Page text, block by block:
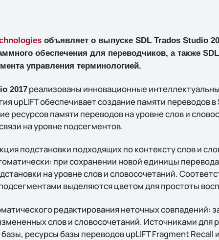
объявляет о выпуске SDL Trados Studio
обеспечения для переводчиков, а также
управления терминологией.
2017реализованы инновационные
upLIFT обеспечивает создание памяти переводов в
ресурсов памяти переводов на уровне слов и
на уровне подсегментов.
подстановки подходящих по контексту слов и
при сохранении новой единицы перевода
на уровне слов и словосочетаний.
выделяются цветом для простоты
редактирования неточных совпадений:
слов и словосочетаний. Источниками для
ресурсы базы переводов upLIFT Fragment